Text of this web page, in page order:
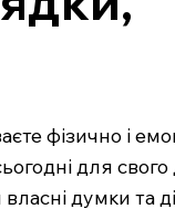
фізично і
для
думки та